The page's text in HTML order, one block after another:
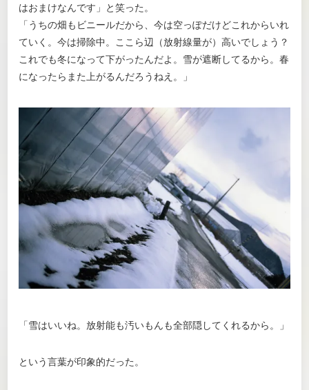
はおまけなんです」と笑った。
「うちの畑もビニールだから、今は空っぽだけどこれからいれ
ていく。今は掃除中。ここら辺（放射線量が）高いでしょう？
これでも冬になって下がったんだよ。雪が遮断してるから。春
になったらまた上がるんだろうねえ。」
「雪はいいね。放射能も汚いもんも全部隠してくれるから。」
という言葉が印象的だった。